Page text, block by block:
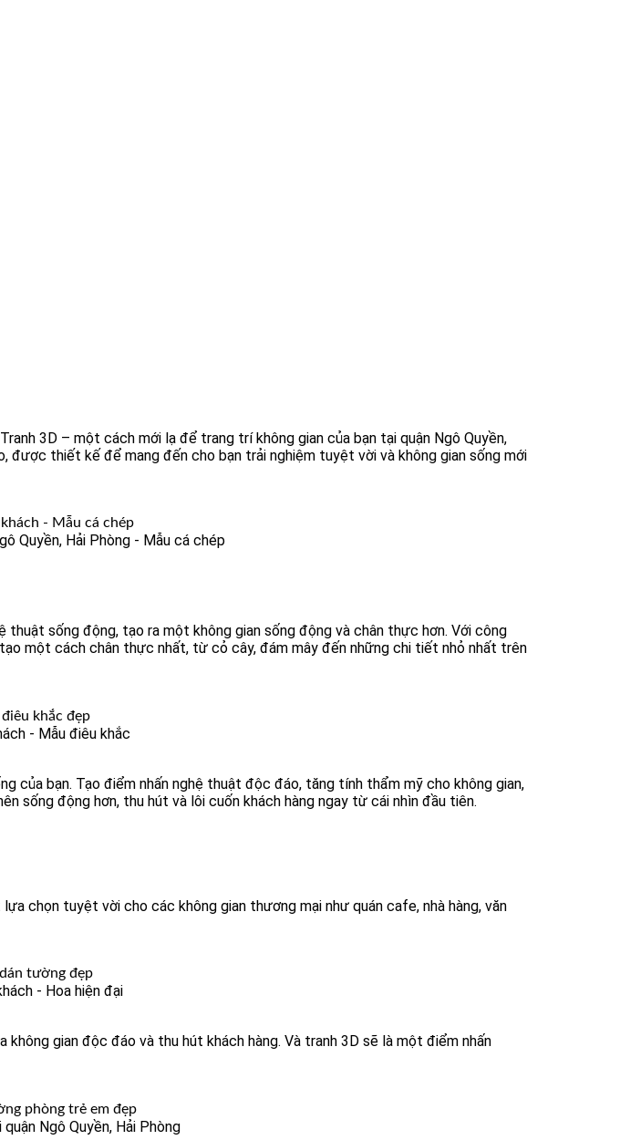
3D – một cách mới lạ để trang trí không gian của bạn tại quận Ngô Quyền,
được thiết kế để mang đến cho bạn trải nghiệm tuyệt vời và không gian sống mới
Quyền, Hải Phòng - Mẫu cá chép
sống động, tạo ra một không gian sống động và chân thực hơn. Với công
một cách chân thực nhất, từ cỏ cây, đám mây đến những chi tiết nhỏ nhất trên
- Mẫu điêu khắc
của bạn. Tạo điểm nhấn nghệ thuật độc đáo, tăng tính thẩm mỹ cho không gian,
sống động hơn, thu hút và lôi cuốn khách hàng ngay từ cái nhìn đầu tiên.
chọn tuyệt vời cho các không gian thương mại như quán cafe, nhà hàng, văn
- Hoa hiện đại
gian độc đáo và thu hút khách hàng. Và tranh 3D sẽ là một điểm nhấn
Ngô Quyền, Hải Phòng